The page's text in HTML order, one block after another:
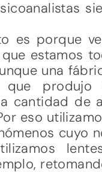
es porque
estamos
una
produjo
cantidad de
eso
cuyo